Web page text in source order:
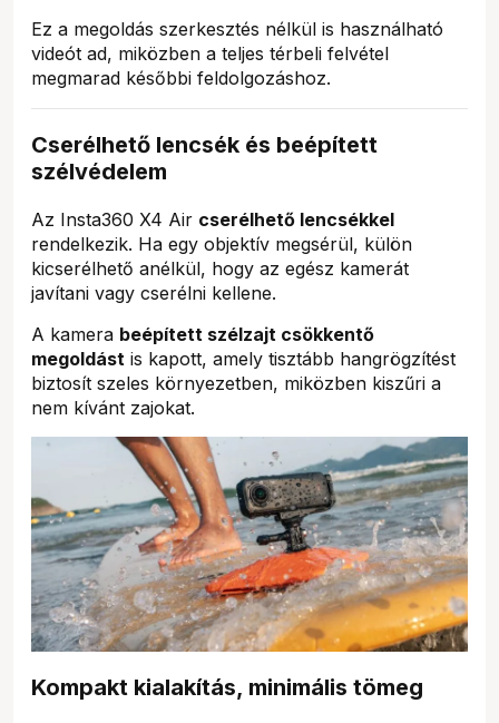
Ez a megoldás szerkesztés nélkül is használható
videót ad, miközben a teljes térbeli felvétel
megmarad későbbi feldolgozáshoz.
Cserélhető lencsék és beépített
szélvédelem
Az Insta360 X4 Air cserélhető lencsékkel
rendelkezik. Ha egy objektív megsérül, külön
kicserélhető anélkül, hogy az egész kamerát
javítani vagy cserélni kellene.
A kamera beépített szélzajt csökkentő
megoldást is kapott, amely tisztább hangrögzítést
biztosít szeles környezetben, miközben kiszűri a
nem kívánt zajokat.
Kompakt kialakítás, minimális tömeg